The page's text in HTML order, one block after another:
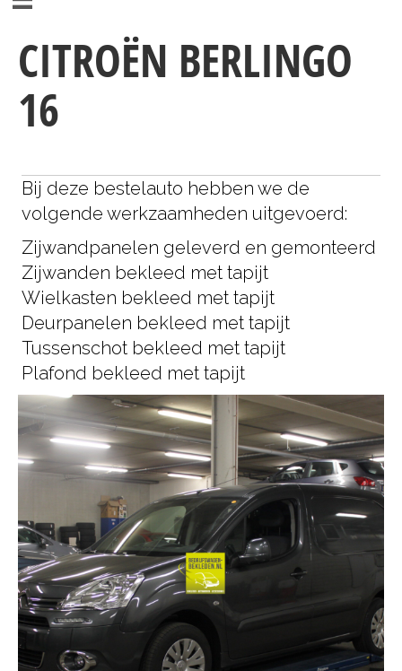
CITROËN BERLINGO
16
Bij deze bestelauto hebben we de
volgende werkzaamheden uitgevoerd:
Zijwandpanelen geleverd en gemonteerd
Zijwanden bekleed met tapijt
Wielkasten bekleed met tapijt
Deurpanelen bekleed met tapijt
Tussenschot bekleed met tapijt
Plafond bekleed met tapijt